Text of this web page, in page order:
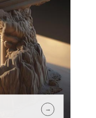
→